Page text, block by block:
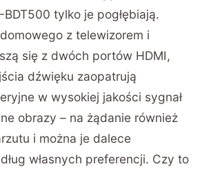
BDT500 tylko je pogłębiają.
z telewizorem i
się z dwóch portów HDMI,
dźwięku zaopatrują
w wysokiej jakości sygnał
obrazy – na żądanie również
i można je dalece
własnych preferencji. Czy to